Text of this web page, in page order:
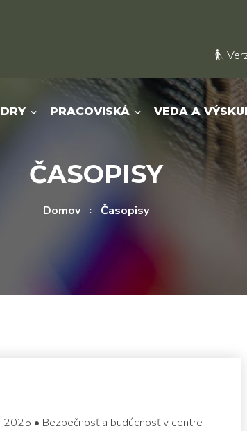
PRACOVISKÁ VEDA A
ČASOPISY
Domov Časopisy
2025 • Bezpečnosť a budúcnosť v centre